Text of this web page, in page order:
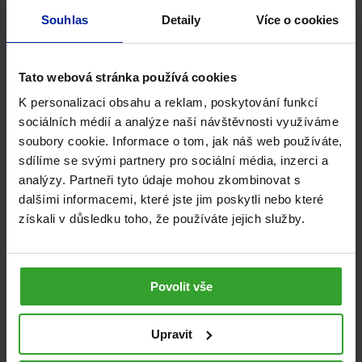
Souhlas Detaily Více o cookies
Tato webová stránka používá cookies
K personalizaci obsahu a reklam, poskytování funkcí
sociálních médií a analýze naší návštěvnosti využíváme
soubory cookie. Informace o tom, jak náš web používáte,
sdílíme se svými partnery pro sociální média, inzerci a
analýzy. Partneři tyto údaje mohou zkombinovat s
dalšími informacemi, které jste jim poskytli nebo které
získali v důsledku toho, že používáte jejich služby.
Povolit vše
Upravit
Související produkty
NA 4 MĚSÍCE